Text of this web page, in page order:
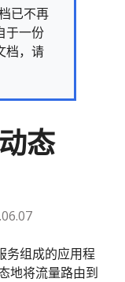
已不再
于一份
档，请
态
务组成的应用程
地将流量路由到